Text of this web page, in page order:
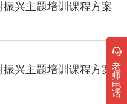
想信念，探秘西…
兴主题培训课程方案
兴主题培训课程方案老
师
电
话